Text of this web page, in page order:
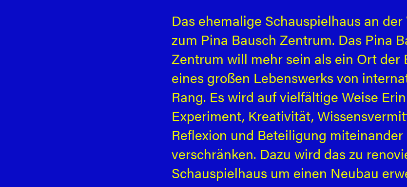
Das ehemalige Schauspielhaus an
zum Pina Bausch Zentrum. Das Pina
Zentrum will mehr sein als ein Ort der
eines großen Lebenswerks von
Rang. Es wird auf vielfältige Weise
Experiment, Kreativität,
Reflexion und Beteiligung miteinander
verschränken. Dazu wird das zu
Schauspielhaus um einen Neubau